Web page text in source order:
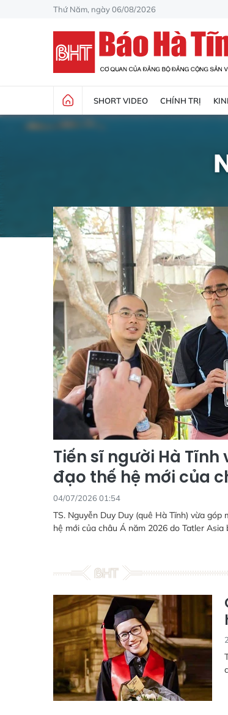
Thứ Năm, ngày 06/08/2026
SHORT VIDEO CHÍNH TRỊ
Tiến sĩ người Hà
đạo thế hệ mới của
04/07/2026 01:54
TS. Nguyễn Duy Duy (quê Hà Tĩnh) vừa
hệ mới của châu Á năm 2026 do Tatler Asia